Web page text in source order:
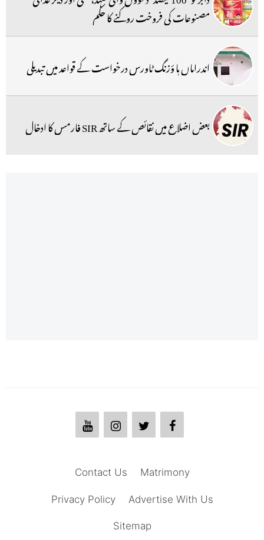
مصنوعات کی فروخت روکنے کا حکم
اندراماں ہا ؤزنگ ٹاورس درخواست کے قواعد میں تبدیلی
بعض اضلاع میں نقائص کے ساتھ SIR فارمس کا ادخال
Matrimony
Contact Us
Advertise With Us
Privacy Policy
Sitemap